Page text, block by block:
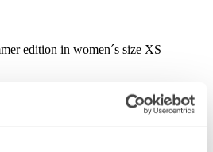
edition in women´s size XS –